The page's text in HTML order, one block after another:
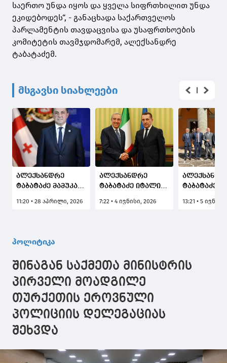
საერთო უნდა იყოს და ყველა სიფრთხილით უნდა
ეკიდებოდეს“, - განაცხადა საქართველოს
პარლამენტის თავდაცვისა და უსაფრთხოების
კომიტეტის თავმჯდომარემ, ალექსანდრე
ტაბატაძემ.
მსგავსი სიახლეები
ალექსანდრე
ტაბატაძე მამუკა
შესახებ: მთავარი
11:20 • 28 აპრილი, 2026
ალექსანდრე
ტაბატაძე იტალიის
და თავდაცვის
7:22 • 4 ივნისი, 2026
ტაბატაძე
უწყებების
შეხვდა
13:21 • 5
პოლიტიკა
შინაგან საქმეთა მინისტრის
პირველი მოადგილე
თურქეთის ეროვნული
პოლიციის დელეგაციას
შეხვდა